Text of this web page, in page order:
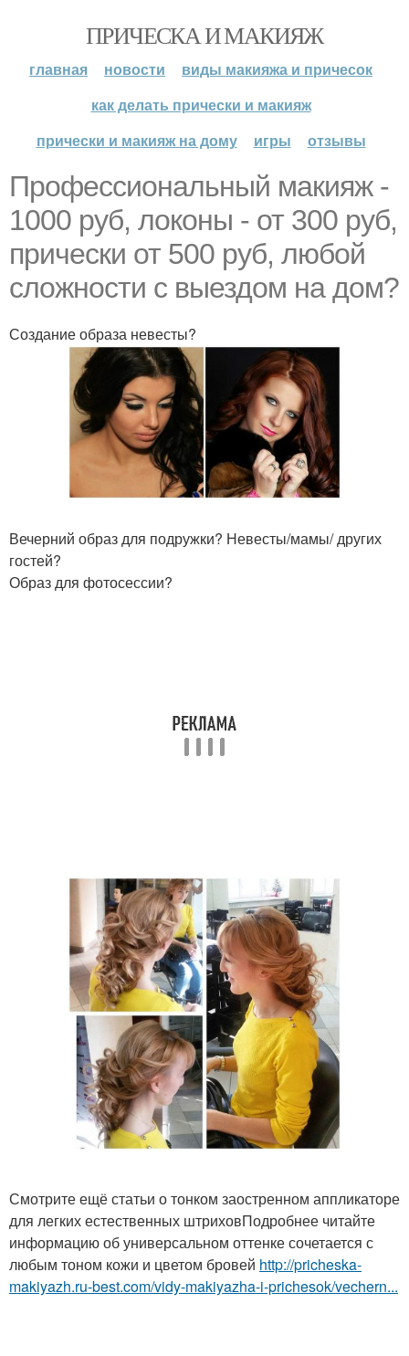
ПРИЧЕСКА И МАКИЯЖ
главная новости
виды макияжа и причесок
как делать прически и макияж
прически и макияж на дому
игры отзывы
Профессиональный макияж -
1000 руб, локоны - от 300 руб,
прически от 500 руб, любой
сложности с выездом на дом?
Создание образа невесты?
Вечерний образ для подружки? Невесты/мамы/ других
гостей?
Образ для фотосессии?
Смотрите ещё статьи о тонком заостренном аппликаторе
для легких естественных штриховПодробнее читайте
информацию об универсальном оттенке сочетается с
любым тоном кожи и цветом бровей http://pricheska-
makiyazh.ru-best.com/vidy-makiyazha-i-prichesok/vechern...